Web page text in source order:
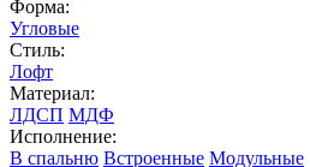
Форма:
Угловые
Стиль:
Лофт
Материал:
ЛДСП МДФ
Исполнение:
В спальню Встроенные Модульные